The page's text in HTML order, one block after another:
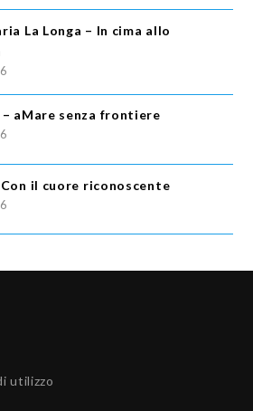
La Longa – In cima allo
– aMare senza frontiere
il cuore riconoscente
utilizzo